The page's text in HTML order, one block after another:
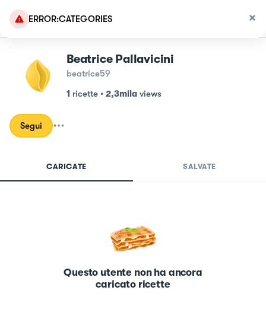
ERROR:CATEGORIES
Beatrice Pallavicini
beatrice59
1 ricette • 2,3mila views
Segui
CARICATE SALVATE
Questo utente non ha ancora
caricato ricette